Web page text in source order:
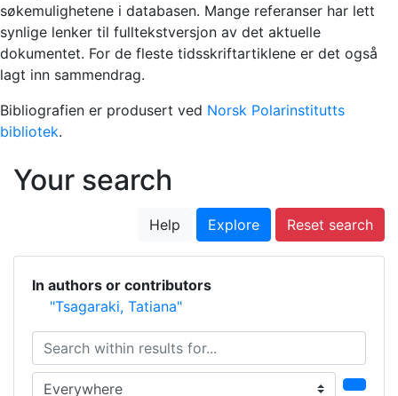
søkemulighetene i databasen. Mange referanser har lett
synlige lenker til fulltekstversjon av det aktuelle
dokumentet. For de fleste tidsskriftartiklene er det også
lagt inn sammendrag.
Bibliografien er produsert ved Norsk Polarinstitutts
bibliotek.
Your search
Help Explore Reset search
In authors or contributors
"Tsagaraki, Tatiana"
Search within results for...
Search in...